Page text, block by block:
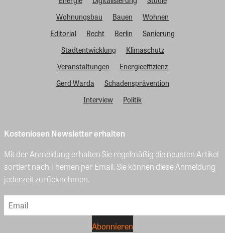
Wohnungsbau
Bauen
Wohnen
Editorial
Recht Berlin
Sanierung
Stadtentwicklung
Klimaschutz
Veranstaltungen
Energieeffizienz
Gerd Warda
Schadensprävention
Interview
Politik
Kostenlosen Newsletter erhalten
Mit der Anmeldung erhalten Sie regelmäßig die neusten Artikel
sortiert nach Themen per Email. Sie können diese Anmeldung
jederzeit zurücknehmen.